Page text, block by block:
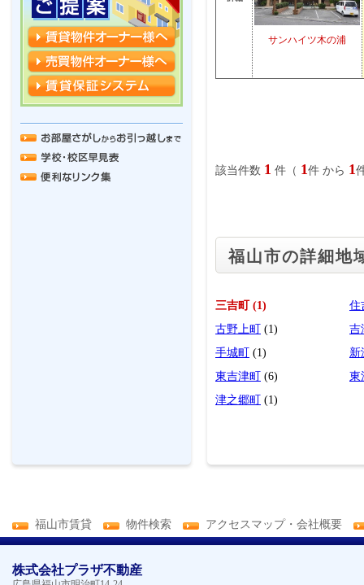
サンハイツ木の浦
該当件数 1 件（ 1件 から 1
福山市の詳細地
三吉町 (1)
住
古野上町
(1)
吉
手城町
(1)
新
東吉津町
(6)
東
津之郷町
(1)
福山市賃貸 物件検索 アクセスマップ・会社概要
株式会社プラザ不動産